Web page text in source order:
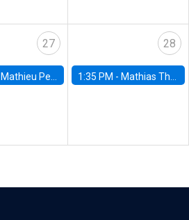
27
Mathieu Pedemonte, IDB
28
1:35 PM - Mathias Thoenig, University of Lausanne